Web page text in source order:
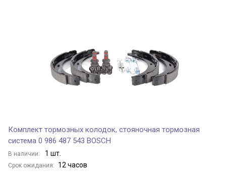
Комплект тормозных колодок, стояночная тормозная
система 0 986 487 543 BOSCH
В наличии: 1 шт.
Срок ожидания: 12 часов